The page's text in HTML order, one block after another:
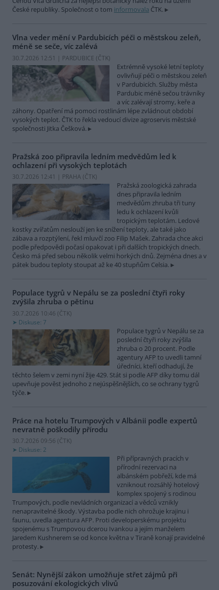
České republiky. Společnost o tom informovala ČTK.
Vlna veder mění v Pardubicích péči o městskou zeleň,
méně se seče, víc zalévá
30.7.2026 12:51 | PARDUBICE (ČTK)
Extrémně vysoké letní teploty
ovlivňují péči o městskou zeleň
v Pardubicích. Služby města
Pardubic méně sečou trávníky
a víc zalévají stromy, keře a
záhony. Opatření má pomoci rostlinám lépe zvládnout období
vysokých teplot. ČTK to řekla vedoucí divize agroservis městské
společnosti Jitka Češková.
Pražská zoo připravila ledním medvědům led k
ochlazení při vysokých teplotách
30.7.2026 12:41 | PRAHA (ČTK)
Pražská zoologická zahrada
dnes připravila ledním
medvědům zhruba tři tuny
ledu k ochlazení kvůli
tropickým teplotám. Ledové
kostky zvířatům neslouží jen ke snížení teploty, ale také jako
zábava a rozptýlení, řekl mluvčí zoo Filip Mašek. Zahrada chce akci
podle předpovědi počasí opakovat i při dalších tropických dnech.
Česko má před sebou několik velmi horkých dnů. Zejména dnes a v
pátek budou teploty stoupat až ke 40 stupňům Celsia.
Populace tygrů v Nepálu se za poslední čtyři roky
zvýšila zhruba o pětinu
30.7.2026 10:46 (ČTK)
Diskuse: 7
Populace tygrů v Nepálu se za
poslední čtyři roky zvýšila
zhruba o 20 procent. Podle
agentury AFP to uvedli tamní
úředníci, kteří odhadují, že
těchto šelem v zemi nyní žije 429. Stát si podle AFP díky tomu dál
upevňuje pověst jednoho z nejúspěšnějších, co se ochrany tygrů
týče.
Práce na hotelu Trumpových v Albánii podle expertů
nevratně poškodily přírodu
30.7.2026 09:56 (ČTK)
Diskuse: 2
Při přípravných pracích v
přírodní rezervaci na
albánském pobřeží, kde má
vzniknout rozsáhlý hotelový
komplex spojený s rodinou
Trumpových, podle nevládních organizací a vědců vznikly
nenapravitelné škody. Výstavba podle nich ohrožuje krajinu i
faunu, uvedla agentura AFP. Proti developerskému projektu
spojenému s Trumpovou dcerou Ivankou a jejím manželem
Jaredem Kushnerem se od konce května v Tiraně konají pravidelné
protesty.
Senát: Nynější zákon umožňuje střet zájmů při
posuzování ekologických vlivů